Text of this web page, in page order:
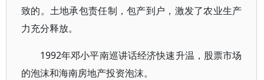
致的。土地承包责任制，包产到户，激发了农业生产
力充分释放。
1992年邓小平南巡讲话经济快速升温，股票市场
的泡沫和海南房地产投资泡沫。